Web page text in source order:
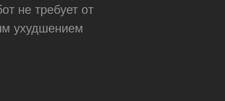
не требует от
ухудшением